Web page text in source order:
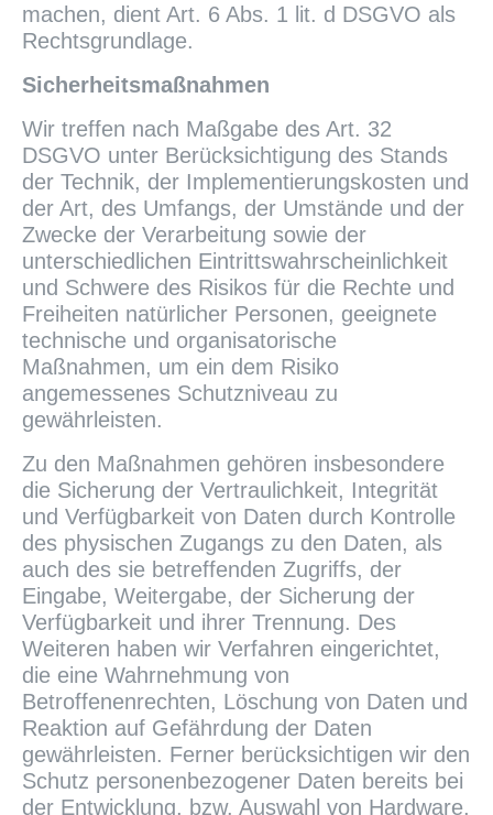
machen, dient Art. 6 Abs. 1 lit. d DSGVO als
Rechtsgrundlage.
Sicherheitsmaßnahmen
Wir treffen nach Maßgabe des Art. 32
DSGVO unter Berücksichtigung des Stands
der Technik, der Implementierungskosten und
der Art, des Umfangs, der Umstände und der
Zwecke der Verarbeitung sowie der
unterschiedlichen Eintrittswahrscheinlichkeit
und Schwere des Risikos für die Rechte und
Freiheiten natürlicher Personen, geeignete
technische und organisatorische
Maßnahmen, um ein dem Risiko
angemessenes Schutzniveau zu
gewährleisten.
Zu den Maßnahmen gehören insbesondere
die Sicherung der Vertraulichkeit, Integrität
und Verfügbarkeit von Daten durch Kontrolle
des physischen Zugangs zu den Daten, als
auch des sie betreffenden Zugriffs, der
Eingabe, Weitergabe, der Sicherung der
Verfügbarkeit und ihrer Trennung. Des
Weiteren haben wir Verfahren eingerichtet,
die eine Wahrnehmung von
Betroffenenrechten, Löschung von Daten und
Reaktion auf Gefährdung der Daten
gewährleisten. Ferner berücksichtigen wir den
Schutz personenbezogener Daten bereits bei
der Entwicklung, bzw. Auswahl von Hardware,